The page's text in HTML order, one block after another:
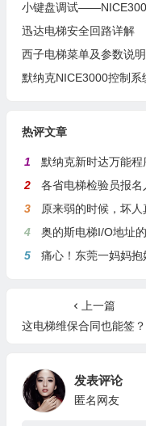
小键盘调试
迅达电梯安全回路详解
西子电梯菜单及参数说明
默纳克NICE3000控制
热评文章
1
默纳克新时达万能程
2
各省电梯检验员报
3
原来弱的时候，坏人
4
奥的斯电梯I/O地址
5
痛心！东莞一妈妈抱
上一篇
这电梯维保合同也能签？真是人才！
发表评论
匿名网友